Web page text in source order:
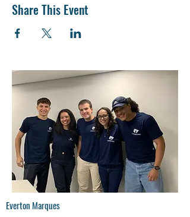
Share This Event
Everton Marques